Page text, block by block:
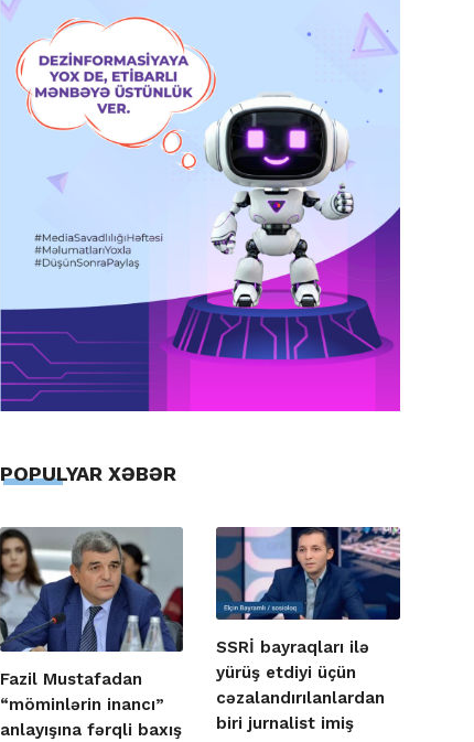
POPULYAR XƏBƏR
Fazil Mustafadan
“möminlərin inancı”
anlayışına fərqli baxış
SSRİ bayraqları ilə
yürüş etdiyi üçün
cəzalandırılanlardan
biri jurnalist imiş